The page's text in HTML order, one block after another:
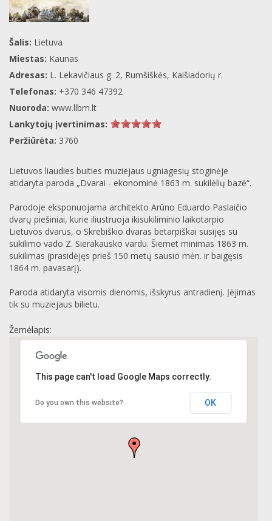
Šalis: Lietuva
Miestas: Kaunas
Adresas: L. Lekavičiaus g. 2, Rumšiškės, Kaišiadorių r.
Telefonas: +370 346 47392
Nuoroda: www.llbm.lt
Lankytojų įvertinimas:
Peržiūrėta: 3760
Lietuvos liaudies buities muziejaus ugniagesių stoginėje
atidaryta paroda „Dvarai - ekonominė 1863 m. sukilėlių bazė“.
Parodoje eksponuojama architekto Arūno Eduardo Paslaičio
dvarų piešiniai, kurie iliustruoja ikisukiliminio laikotarpio
Lietuvos dvarus, o Skrebiškio dvaras betarpiškai susijęs su
sukilimo vado Z. Sierakausko vardu. Šiemet minimas 1863 m.
sukilimas (prasidėjęs prieš 150 metų sausio mėn. ir baigęsis
1864 m. pavasarį).
Paroda atidaryta visomis dienomis, išskyrus antradienį. Įėjimas
tik su muziejaus bilietu.
Žemėlapis:
This page can't load Google Maps correctly.
Do you own this website? OK